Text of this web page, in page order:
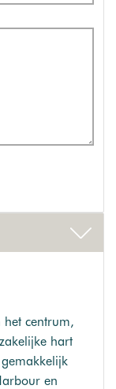
het centrum,
hart
en